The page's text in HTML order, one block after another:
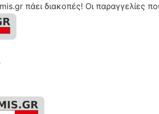
πάει διακοπές! Οι παραγγελίες